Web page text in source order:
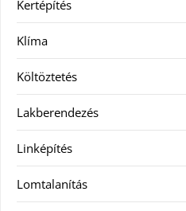
Kertépítés
Klíma
Költöztetés
Lakberendezés
Linképítés
Lomtalanítás